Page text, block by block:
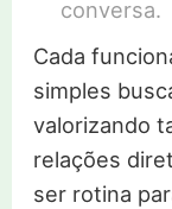
conversa.
Cada
simples
valorizando
relações
ser rotina